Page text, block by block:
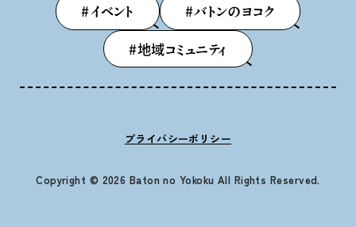
#イベント
#バトンのヨコク
#地域コミュニティ
プライバシーポリシー
Copyright © 2026 Baton no Yokoku All Rights Reserved.